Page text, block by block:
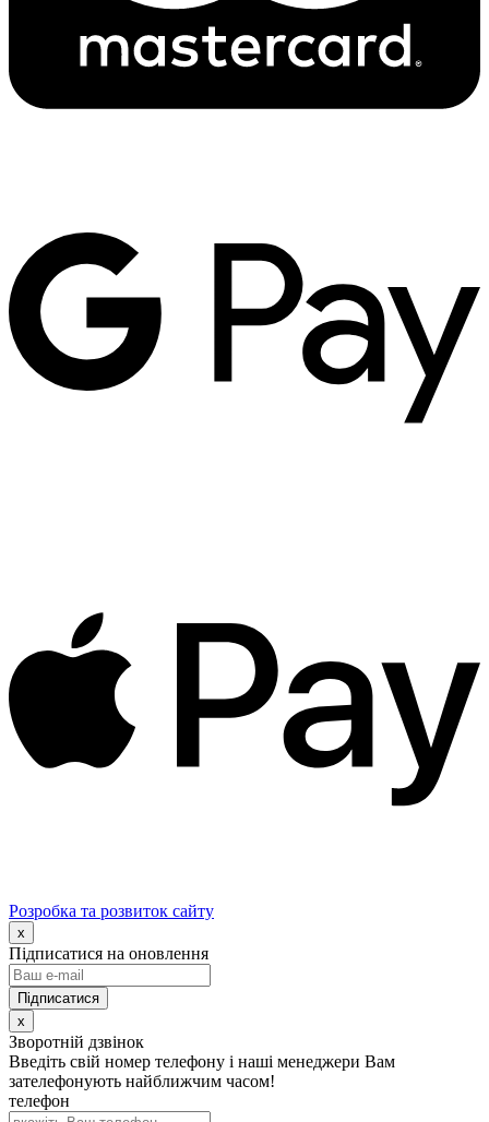
Розробка та розвиток сайту
x
Підписатися на оновлення
x
Зворотній дзвінок
Введіть свій номер телефону і наші менеджери Вам
зателефонують найближчим часом!
телефон